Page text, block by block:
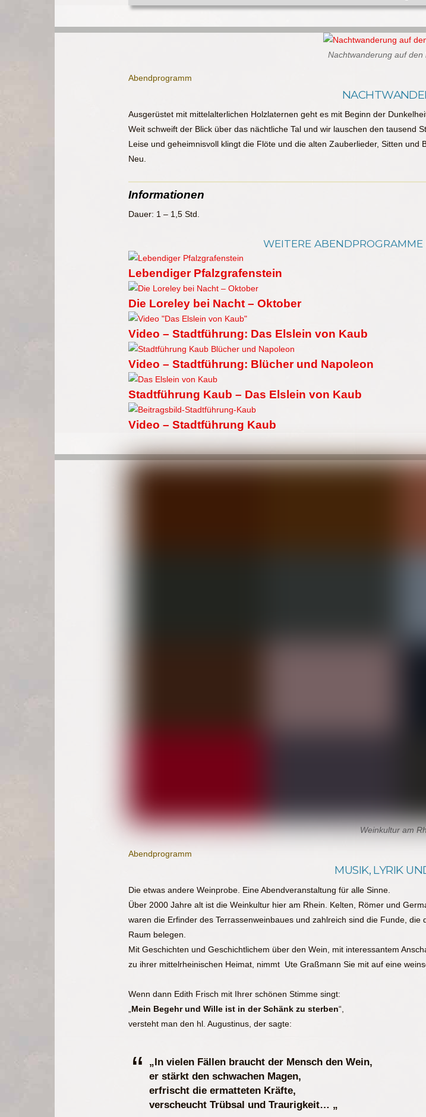
Nachtwanderung auf den
Abendprogramm
Ausgerüstet mit mittelalterlichen Holzlaternen geht es mit Beginn der
Weit schweift der Blick über das nächtliche Tal und wir lauschen den tausend
Leise und geheimnisvoll klingt die Flöte und die alten Zauberlieder, Sitten
Neu.
Informationen
Dauer: 1 – 1,5 Std.
WEITERE
Lebendiger Pfalzgrafenstein
Die Loreley bei Nacht – Oktober
Video – Stadtführung: Das Elslein von Kaub
Video – Stadtführung: Blücher und Napoleon
Stadtführung Kaub – Das Elslein von Kaub
Video – Stadtführung Kaub
Weinkultur am
Abendprogramm
MUSIK, LYRIK
Die etwas andere Weinprobe. Eine Abendveranstaltung für alle Sinne.
Über 2000 Jahre alt ist die Weinkultur hier am Rhein. Kelten, Römer und
waren die Erfinder des Terrassenweinbaues und zahlreich sind die Funde,
Raum belegen.
Mit Geschichten und Geschichtlichem über den Wein, mit interessantem
zu ihrer mittelrheinischen Heimat, nimmt Ute Graßmann Sie mit auf eine
Wenn dann Edith Frisch mit Ihrer schönen Stimme singt:
Mein Begehr und Wille ist in der Schänk zu sterben“,
versteht man den hl. Augustinus, der sagte:
„In vielen Fällen braucht der Mensch den Wein,
er stärkt den schwachen Magen,
erfrischt die ermatteten Kräfte,
verscheucht Trübsal und Traurigkeit… „